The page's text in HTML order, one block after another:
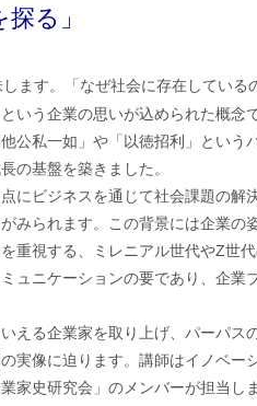
る」
ます。「なぜ社会に存在している
いう企業の思いが込められた概念
公私一如」や「以徳招利」という
の基盤を築きました。
にビジネスを通じて社会課題の解
みられます。この背景には企業の
重視する、ミレニアル世代やZ世
ュニケーションの要であり、企業
える企業家を取り上げ、パーパス
実像に迫ります。講師はイノベー
家史研究会」のメンバーが担当しま